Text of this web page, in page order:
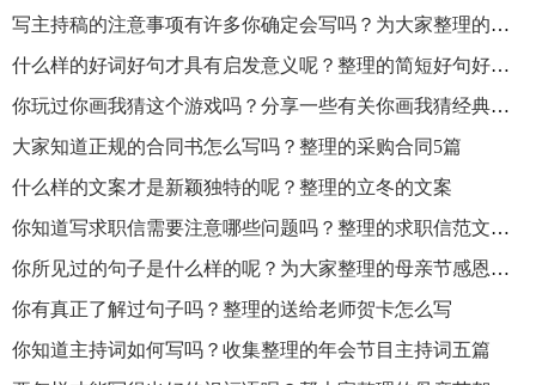
写主持稿的注意事项有许多你确定会写吗？为大家整理的简短主持稿通用22篇
什么样的好词好句才具有启发意义呢？整理的简短好句好段摘抄大全精选210句
你玩过你画我猜这个游戏吗？分享一些有关你画我猜经典题目库大全精选200个
大家知道正规的合同书怎么写吗？整理的采购合同5篇
什么样的文案才是新颖独特的呢？整理的立冬的文案
你知道写求职信需要注意哪些问题吗？整理的求职信范文通用20篇
你所见过的句子是什么样的呢？为大家整理的母亲节感恩的话语句子
你有真正了解过句子吗？整理的送给老师贺卡怎么写
你知道主持词如何写吗？收集整理的年会节目主持词五篇